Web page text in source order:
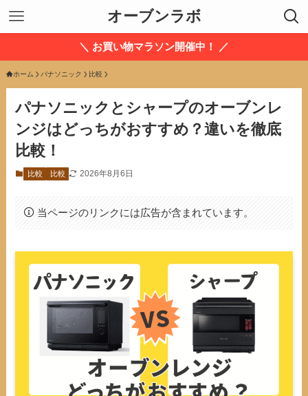
オーブンラボ
＼ お買い物マラソン開催中！ ／
ホーム パナソニック 比較
パナソニックとシャープのオーブンレ
ンジはどっちがおすすめ？違いを徹底
比較！
比較 比較 2026年8月6日
当ページのリンクには広告が含まれています。